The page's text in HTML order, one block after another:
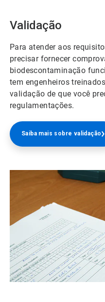
Validação
Para atender aos
precisar fornecer
biodescontaminação
tem engenheiros
validação de que você
regulamentações.
Saiba mais sobre validação